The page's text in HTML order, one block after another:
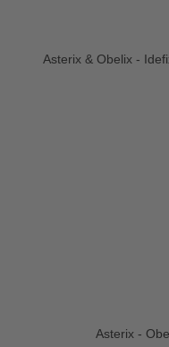
Asterix & Obelix -
Asterix -